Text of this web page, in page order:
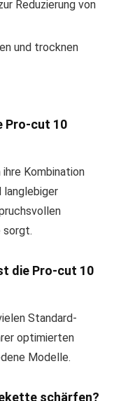
Reduzierung von
und trocknen
Pro-cut 10
Kombination
langlebiger
sorgt.
die Pro-cut 10
Standard-
optimierten
Modelle.
schärfen?